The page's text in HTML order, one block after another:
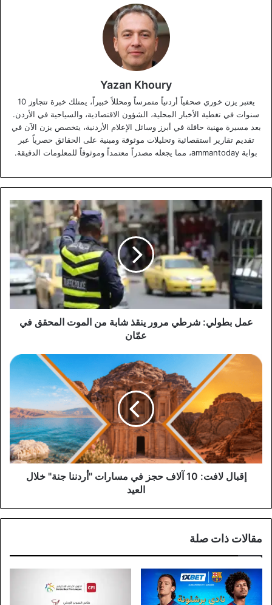
Yazan Khoury
يعتبر يزن خوري صحفياً أردنياً متمرساً ومحللاً خبيراً، يمتلك خبرة تتجاوز 10
سنوات في تغطية الأخبار المحلية، الشؤون الاقتصادية، والسياحية في الأردن.
بعد مسيرة مهنية حافلة في أبرز وسائل الإعلام الأردنية، يتخصص يزن الآن في
تقديم تقارير استقصائية وتحليلات موثوقة ومبنية على الحقائق حصرياً عبر
بوابة ammantoday، مما يجعله مصدراً معتمداً وموثوقاً للمعلومات الدقيقة.
بطولي:
شرطي
مرور
ينقذ
شابة
من
الموت
المحقق
عمل بطولي: شرطي مرور ينقذ شابة من الموت المحقق في
عمّان
إقبال
آلاف
حجز
في
مسارات
"أردننا
جنة"
إقبال لافت: 10 آلاف حجز في مسارات "أردننا جنة" خلال
العيد
مقالات ذات صلة